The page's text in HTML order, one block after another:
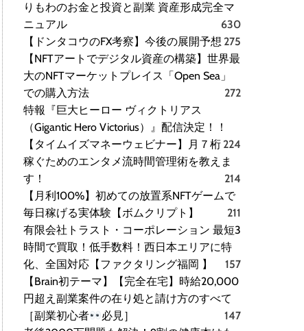
りもわのお金と投資と副業 資産形成完全マ
ニュアル
630
【ドンタコウのFX考察】今後の展開予想 275
【NFTアートでデジタル資産の構築】世界最
大のNFTマーケットプレイス「Open Sea」
での購入方法
272
特報『巨大ヒーロー ヴィクトリアス
（Gigantic Hero Victorius）』配信決定！！
224
【タイムイズマネーウェビナー】月７桁
稼ぐためのエンタメ流時間管理術を教えま
す！
214
【月利100%】初めての放置系NFTゲームで
毎日稼げる実体験【ボムクリプト】
211
有限会社トラスト・コーポレーション 最短3
時間で買取！低手数料！西日本エリアに特
化、全国対応【ファクタリング福岡 】
157
【Brain初テーマ】【完全在宅】時給20,000
円超え副業案件の在り処と請け方のすべて
［副業初心者
必見］
147